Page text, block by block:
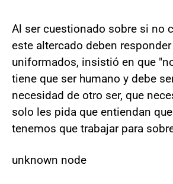
Al ser cuestionado sobre si no
este altercado deben
uniformados, insistió en que
tiene que ser humano y debe
necesidad de otro ser, que
solo les pida que entiendan
tenemos que trabajar para
unknown node